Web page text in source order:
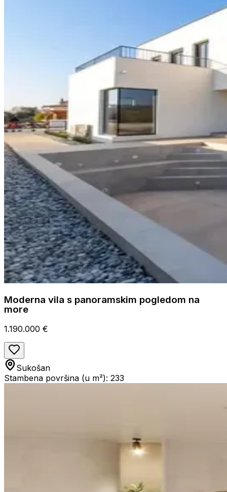
Moderna vila s panoramskim pogledom na
more
1.190.000 €
Sukošan
Stambena površina (u m²): 233